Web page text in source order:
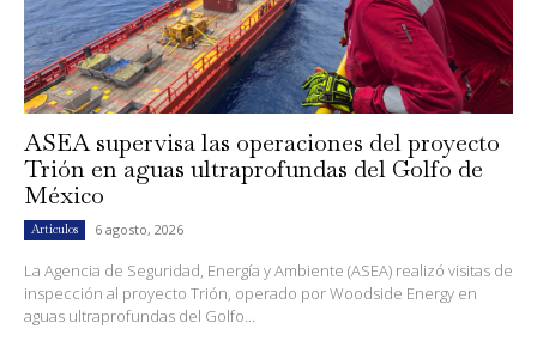
ASEA supervisa las operaciones del proyecto
Trión en aguas ultraprofundas del Golfo de
México
Artículos 6 agosto, 2026
La Agencia de Seguridad, Energía y Ambiente (ASEA) realizó visitas de
inspección al proyecto Trión, operado por Woodside Energy en
aguas ultraprofundas del Golfo...